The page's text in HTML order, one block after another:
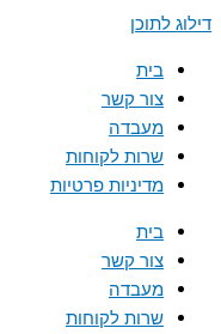
דילוג לתוכן
בית
צור קשר
מעבדה
שרות לקוחות
מדיניות פרטיות
בית
צור קשר
מעבדה
שרות לקוחות